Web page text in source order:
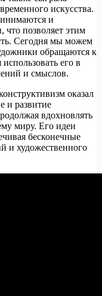
искусства.
и
что позволяет этим
Сегодня мы можем
обращаются к
его в
и смыслов.
оказал
и развитие
вдохновлять
миру. Его идеи
бесконечные
и художественного